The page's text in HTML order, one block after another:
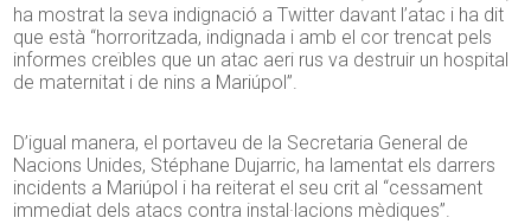
ha mostrat la seva indignació a Twitter davant l’atac i ha dit
que està “horroritzada, indignada i amb el cor trencat pels
informes creïbles que un atac aeri rus va destruir un hospital
de maternitat i de nins a Mariúpol”.
D’igual manera, el portaveu de la Secretaria General de
Nacions Unides, Stéphane Dujarric, ha lamentat els darrers
incidents a Mariúpol i ha reiterat el seu crit al “cessament
immediat dels atacs contra instal·lacions mèdiques”.